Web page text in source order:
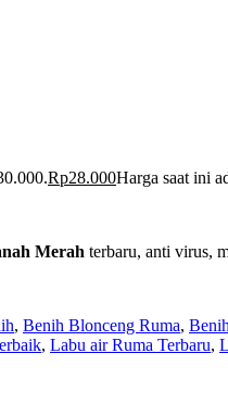
Rp28.000Harga saat ini
Merah terbaru, anti virus,
, Benih Blonceng Ruma,
, Labu air Ruma Terbaru,